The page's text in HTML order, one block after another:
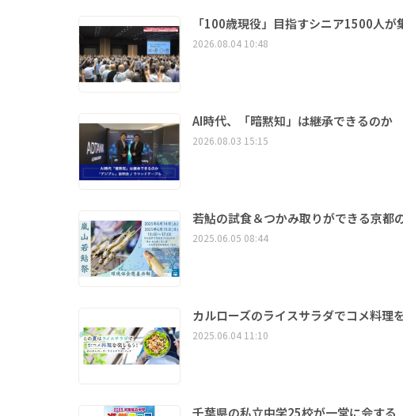
「100歳現役」目指すシニア1500人
2026.08.04 10:48
AI時代、「暗黙知」は継承できるの
2026.08.03 15:15
若鮎の試食＆つかみ取りができる京
2025.06.05 08:44
カルローズのライスサラダでコメ料
2025.06.04 11:10
千葉県の私立中学25校が一堂に会す